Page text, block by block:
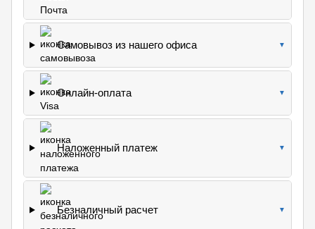
Самовывоз из нашего офиса ▼
Онлайн-оплата ▼
Наложенный платеж ▼
Безналичный расчет ▼